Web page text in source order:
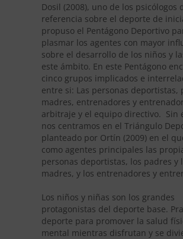
Dosil (2008), uno de los psicólogos
referencia sobre el deporte de
propuso el Pentágono Deportivo
plasmar los agentes con mayor
sobre el desarrollo de los niños y
este ámbito. En este Pentágono
cinco grupos implicados e
entre si: Las personas deportistas,
madres, entrenadores y
arbitraje y el equipo directivo. Sin
nos centramos en el Triángulo
planteado por Ortín (2009) en el
como agentes principales las
personas deportistas, los padres y
madres, y los entrenadores y
Los niños y niñas son los grandes
protagonistas del deporte base.
deporte para promover la salud
mental mientras disfrutan y se